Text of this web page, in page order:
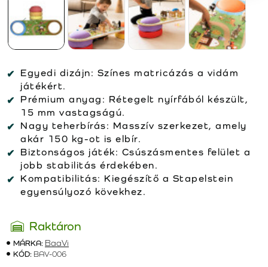
Egyedi dizájn: Színes matricázás a vidám
játékért.
Prémium anyag: Rétegelt nyírfából készült,
15 mm vastagságú.
Nagy teherbírás: Masszív szerkezet, amely
akár 150 kg-ot is elbír.
Biztonságos játék: Csúszásmentes felület a
jobb stabilitás érdekében.
Kompatibilitás: Kiegészítő a Stapelstein
egyensúlyozó kövekhez.
Raktáron
MÁRKA: BaaVi
KÓD: BAV-006